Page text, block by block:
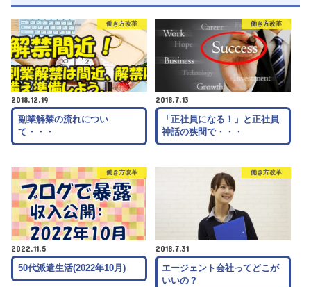
働き方改革
2018.12.19
副業解禁の流れについ
て・・・
働き方改革
2018.7.13
「正社員になる！」と正社員
神話の狭間で・・・
働き方改革
2022.11.5
50代派遣生活(2022年10月)
働き方改革
2018.7.31
エージェント会社ってどこが
いいの？